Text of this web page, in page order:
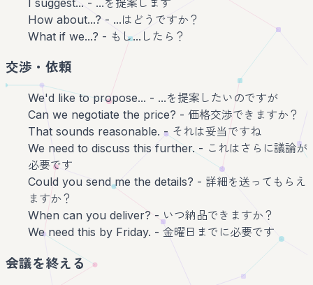
How about...? - ...はどうですか？
What if we...? - もし...したら？
交渉・依頼
We'd like to propose... - ...を提案したいのですが
Can we negotiate the price? - 価格交渉できますか？
That sounds reasonable. - それは妥当ですね
We need to discuss this further. - これはさらに議論が
必要です
Could you send me the details? - 詳細を送ってもらえ
ますか？
When can you deliver? - いつ納品できますか？
We need this by Friday. - 金曜日までに必要です
会議を終える